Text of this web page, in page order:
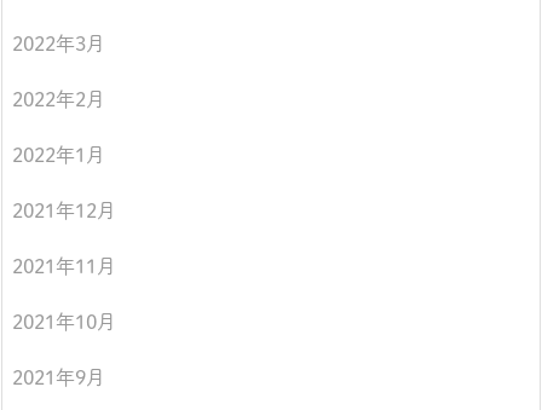
2022年3月
2022年2月
2022年1月
2021年12月
2021年11月
2021年10月
2021年9月